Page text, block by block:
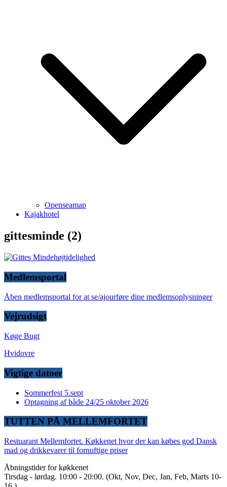
Openseamap
Kajakhotel
gittesminde (2)
Medlemsportal
Åben medlemsportal for at se/ajourføre dine medlemsoplysninger
Vejrudsigt
Køge Bugt
Hvidovre
Vigtige datoer
Sommerfest 5.sept
Optagning af både 24/25 oktober 2026
TUTTEN PÅ MELLEMFORTET
Restuarant Mellemfortet. Køkkenet hvor der kan købes god Dansk
mad og drikkevarer til fornuftige priser
Åbningstider for køkkenet
Tirsdag - lørdag. 10:00 - 20:00. (Okt, Nov, Dec, Jan, Feb, Marts 10-